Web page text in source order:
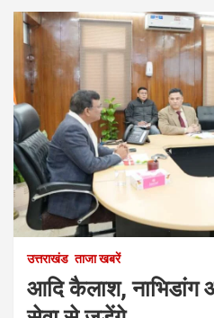
उत्तराखंड ताजा खबरें
आदि कैलाश, नाभिडांग